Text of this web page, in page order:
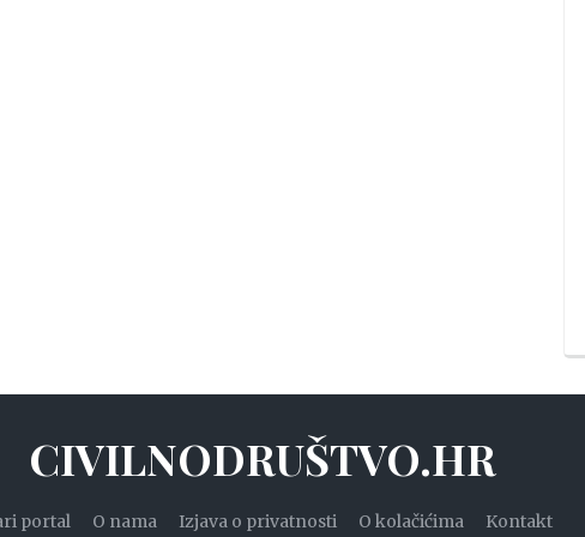
CIVILNODRUŠTVO.HR
portal O nama Izjava o privatnosti O kolačićima Kontakt